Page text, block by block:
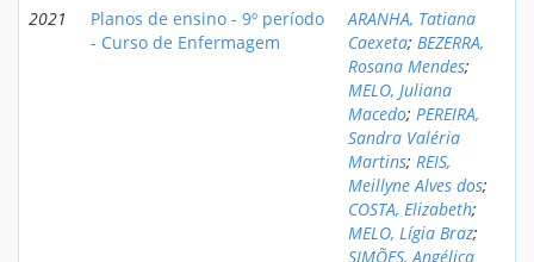
2021
Planos de ensino - 9º período
- Curso de Enfermagem
ARANHA, Tatiana
Caexeta; BEZERRA,
Rosana Mendes;
MELO, Juliana
Macedo; PEREIRA,
Sandra Valéria
Martins; REIS,
Meillyne Alves dos;
COSTA, Elizabeth;
MELO, Lígia Braz;
SIMÕES, Angélica